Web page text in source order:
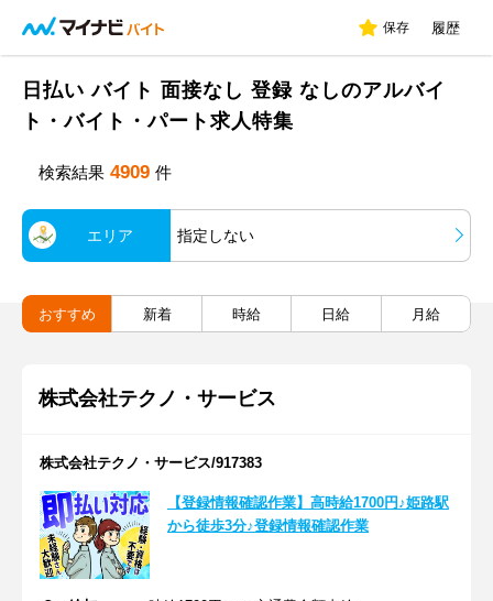
保存 履歴
日払い バイト 面接なし 登録 なしのアルバイ
ト・バイト・パート求人特集
検索結果 4909 件
エリア 指定しない
おすすめ 新着 時給 日給 月給
株式会社テクノ・サービス
株式会社テクノ・サービス/917383
【登録情報確認作業】高時給1700円♪姫路駅
から徒歩3分♪登録情報確認作業